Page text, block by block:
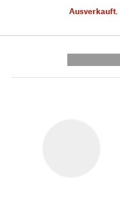
Ausverkauft,